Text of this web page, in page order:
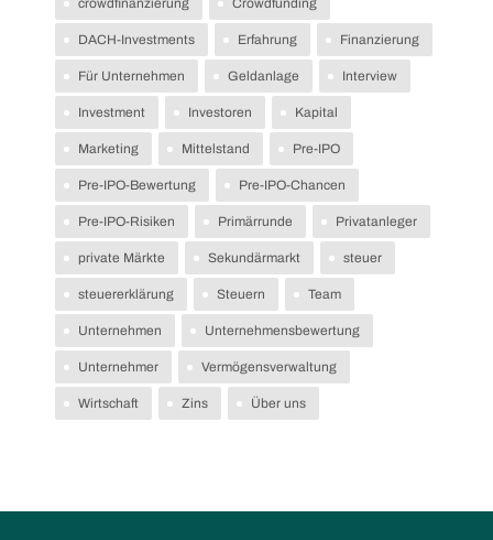
crowdfinanzierung Crowdfunding
DACH-Investments Erfahrung Finanzierung
Für Unternehmen Geldanlage Interview
Investment Investoren Kapital
Marketing Mittelstand Pre-IPO
Pre-IPO-Bewertung Pre-IPO-Chancen
Pre-IPO-Risiken Primärrunde Privatanleger
private Märkte Sekundärmarkt steuer
steuererklärung Steuern Team
Unternehmen Unternehmensbewertung
Unternehmer Vermögensverwaltung
Wirtschaft Zins Über uns